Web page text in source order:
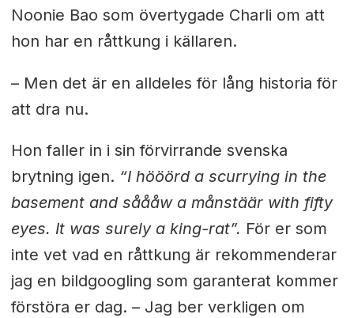
Noonie Bao som övertygade Charli om att
hon har en råttkung i källaren.
– Men det är en alldeles för lång historia för
att dra nu.
Hon faller in i sin förvirrande svenska
brytning igen. “I hööörd a scurrying in the
basement and såååw a månstäär with fifty
eyes. It was surely a king-rat”. För er som
inte vet vad en råttkung är rekommenderar
jag en bildgoogling som garanterat kommer
förstöra er dag. – Jag ber verkligen om